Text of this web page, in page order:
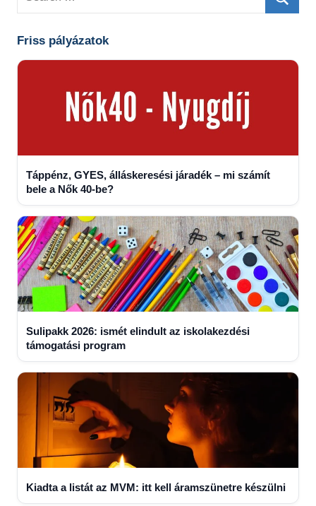
Friss pályázatok
Táppénz, GYES, álláskeresési járadék – mi számít
bele a Nők 40-be?
Sulipakk 2026: ismét elindult az iskolakezdési
támogatási program
Kiadta a listát az MVM: itt kell áramszünetre készülni